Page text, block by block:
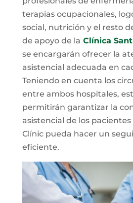
terapias ocupacionales,
social, nutrición y el resto
de apoyo de la Clínica
se encargarán ofrecer la
asistencial adecuada en
Teniendo en cuenta los
entre ambos hospitales,
permitirán garantizar la
asistencial de los
Clínic pueda hacer un
eficiente.